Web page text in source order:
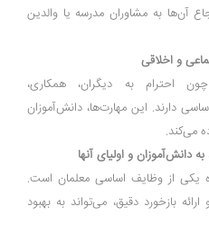
آن‌ها به مشاوران مدرسه یا والدین
و اخلاقی
احترام به دیگران، همکاری،
دارند. این مهارت‌ها، دانش‌آموزان
می‌کند.
به دانش‌آموزان و اولیای آنها
یکی از وظایف اساسی معلمان است.
بازخورد دقیق، می‌تواند به بهبود